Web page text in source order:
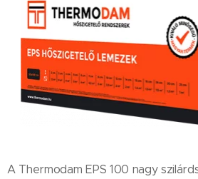
A Thermodam EPS 100 nagy